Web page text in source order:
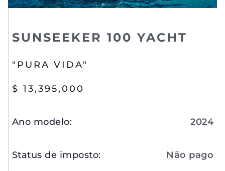
SUNSEEKER 100 YACHT
"PURA VIDA"
$ 13,395,000
Ano modelo: 2024
Status de imposto: Não pago